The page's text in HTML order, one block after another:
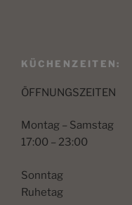
KÜCHENZEITEN:
ÖFFNUNGSZEITEN
Montag – Samstag
17:00 – 23:00
Sonntag
Ruhetag